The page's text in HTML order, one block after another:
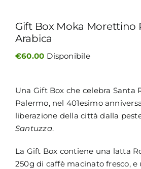
Gift Box Moka Morettino
Arabica
€60.00 Disponibile
Una Gift Box che celebra Santa
Palermo, nel 401esimo
liberazione della città dalla
Santuzza.
La Gift Box contiene una latta
250g di caffè macinato fresco,